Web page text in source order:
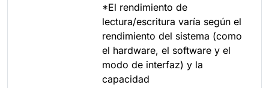
*El rendimiento de
lectura/escritura varía según el
rendimiento del sistema (como
el hardware, el software y el
modo de interfaz) y la
capacidad